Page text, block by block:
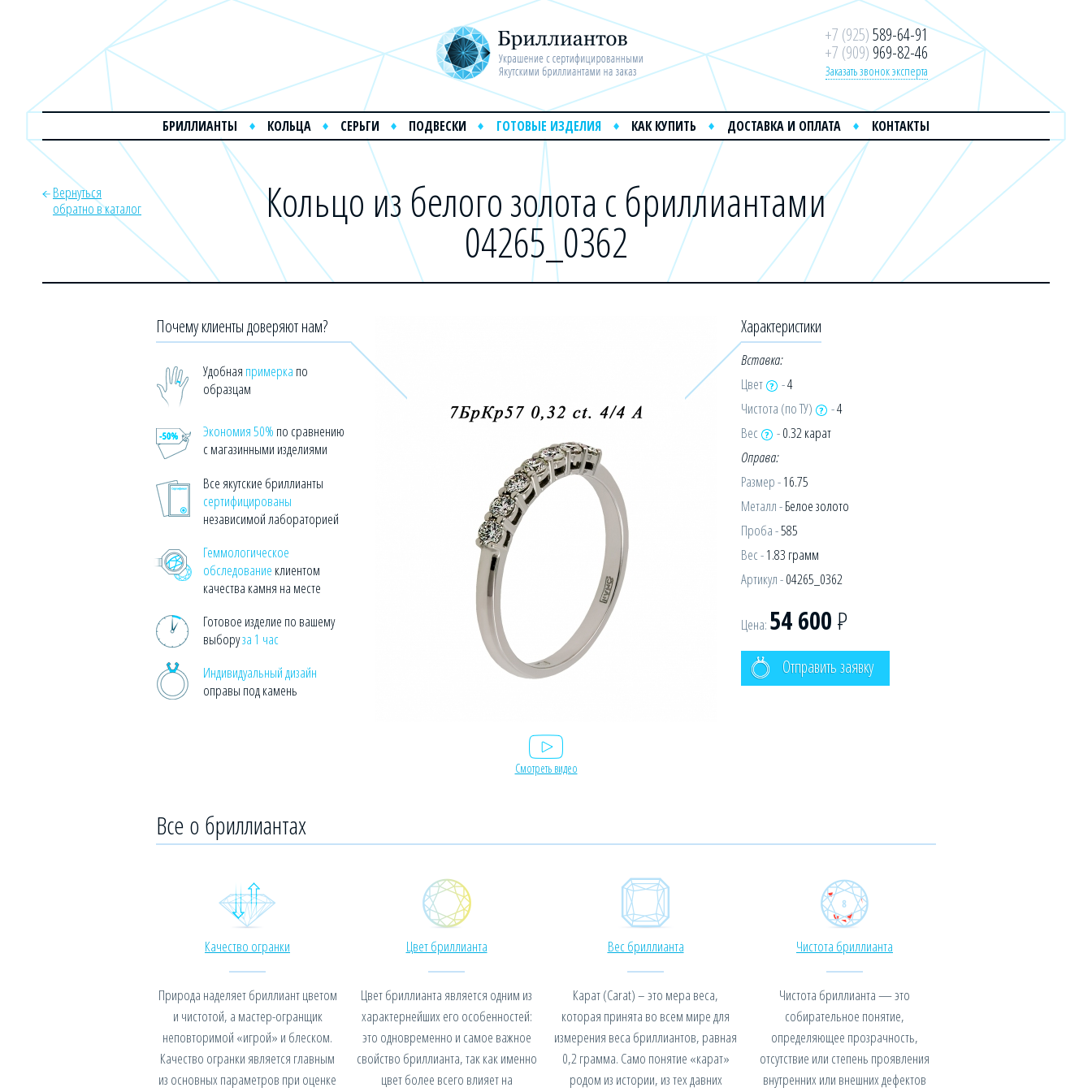
+7 (925)589-64-91
+7 (909) 969-82-46
Заказать звонок эксперта
БРИЛЛИАНТЫ КОЛЬЦА СЕРЬГИ ПОДВЕСКИ ГОТОВЫЕ ИЗДЕЛИЯ КАК КУПИТЬ ДОСТАВКА И ОПЛАТА КОНТАКТЫ
Вернуться
обратно в каталог
Кольцо из белого золота с бриллиантами
04265_0362
Почему клиенты доверяют нам?
Удобная примерка по
образцам
Экономия 50% по сравнению
с магазинными изделиями
Все якутские бриллианты
сертифицированы
независимой лабораторией
Геммологическое
обследование клиентом
качества камня на месте
Готовое изделие по вашему
выборуза 1 час
Индивидуальный дизайн
оправы под камень
Характеристики
Вставка:
Цвет
-4
Чистота (по ТУ)
-4
Вес
-0.32 карат
Оправа:
Размер -16.75
Металл -Белое золото
Проба -585
Вес -1.83 грамм
Артикул -04265_0362
Цена: 54 600Р
Отправить заявку
Смотреть видео
Все о бриллиантах
Качество огранки
Природа наделяет бриллиант цветом
и чистотой, а мастер-огранщик
неповторимой «игрой» и блеском.
Качество огранки является главным
из основных параметров при оценке
Цвет бриллианта
Цвет бриллианта является одним из
характернейших его особенностей:
это одновременно и самое важное
свойство бриллианта, так как именно
цвет более всего влияет на
Вес бриллианта
Карат (Carat) – это мера веса,
которая принята во всем мире для
измерения веса бриллиантов, равная
0,2 грамма. Само понятие «карат»
родом из истории, из тех давних
Чистота бриллианта
Чистота бриллианта — это
собирательное понятие,
определяющее прозрачность,
отсутствие или степень проявления
внутренних или внешних дефектов